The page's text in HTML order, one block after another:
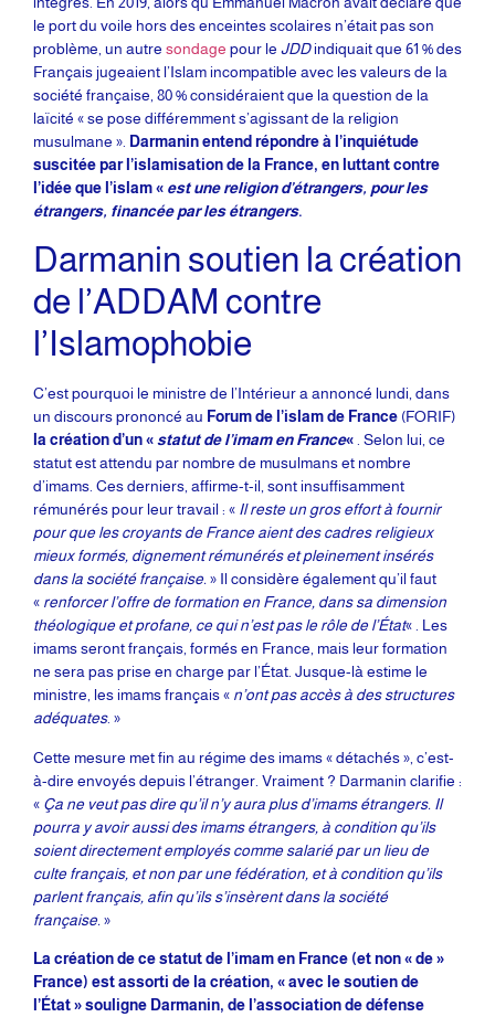
le port du voile hors des enceintes scolaires n’était pas son
problème, un autre sondage pour le JDDindiquait que 61 % des
Français jugeaient l’Islam incompatible avec les valeurs de la
société française, 80 % considéraient que la question de la
laïcité « se pose différemment s’agissant de la religion
musulmane ». Darmanin entend répondre à l’inquiétude
suscitée par l’islamisation de la France, en luttant contre
l’idée que l’islam « est une religion d’étrangers, pour les
étrangers, financée par les étrangers.
Darmanin soutien la création
de l’ADDAM contre
l’Islamophobie
C’est pourquoi le ministre de l’Intérieur a annoncé lundi, dans
un discours prononcé au Forum de l’islam de France (FORIF)
la création d’un «statut de l’imam en France«. Selon lui, ce
statut est attendu par nombre de musulmans et nombre
d’imams. Ces derniers, affirme-t-il, sont insuffisamment
rémunérés pour leur travail : « Il reste un gros effort à fournir
pour que les croyants de France aient des cadres religieux
mieux formés, dignement rémunérés et pleinement insérés
dans la société française.» Il considère également qu’il faut
« renforcer l’offre de formation en France, dans sa dimension
théologique et profane, ce qui n’est pas le rôle de l’État« . Les
imams seront français, formés en France, mais leur formation
ne sera pas prise en charge par l’État. Jusque-là estime le
ministre, les imams français « n’ont pas accès à des structures
adéquates. »
Cette mesure met fin au régime des imams « détachés », c’est-
à-dire envoyés depuis l’étranger. Vraiment ? Darmanin clarifie :
« Ça ne veut pas dire qu’il n’y aura plus d’imams étrangers. Il
pourra y avoir aussi des imams étrangers, à condition qu’ils
soient directement employés comme salarié par un lieu de
culte français, et non par une fédération, et à condition qu’ils
parlent français, afin qu’ils s’insèrent dans la société
française. »
La création de ce statut de l’imam en France (et non « de »
France) est assorti de la création, « avec le soutien de
l’État » souligne Darmanin, de l’association de défense